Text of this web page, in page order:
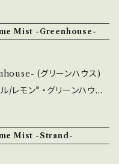
ベローズ/ブラックベリー/
(グリーンハウ
ジル/レモン" -Strand- (ス
モミ" -Wildflower- (ワイ
ミン/クチナシ/ローズゼラ
りました。 チューベ
ーの葉、オレンジ科のベル
た魅力的な香りです。 敷地
香りが漂ってくるような、
、様々なシーンで活用可能
りを変えてみるのも良し、
Mist -Greenhouse-
(グリーンハウス)
/レモン" ・グリーンハウス
ャにある祖父母の庭で過
パイアされ作られました。
Mist -Strand-